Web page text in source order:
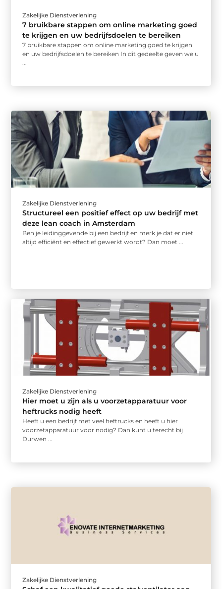
Zakelijke Dienstverlening
7 bruikbare stappen om online marketing goed
te krijgen en uw bedrijfsdoelen te bereiken
7 bruikbare stappen om online marketing goed te krijgen
en uw bedrijfsdoelen te bereiken In dit gedeelte geven we u
Zakelijke Dienstverlening
Structureel een positief effect op uw bedrijf met
deze lean coach in Amsterdam
Ben je leidinggevende bij een bedrijf en merk je dat er niet
altijd efficiënt en effectief gewerkt wordt? Dan moet ...
Zakelijke Dienstverlening
Hier moet u zijn als u voorzetapparatuur voor
heftrucks nodig heeft
Heeft u een bedrijf met veel heftrucks en heeft u hier
voorzetapparatuur voor nodig? Dan kunt u terecht bij
Durwen ...
Zakelijke Dienstverlening